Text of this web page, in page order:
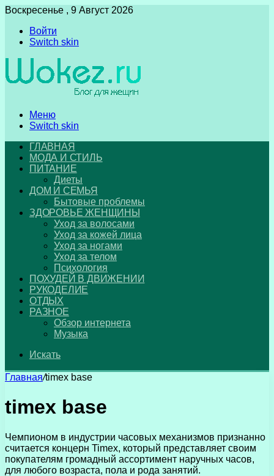
Воскресенье , 9 Август 2026
Войти
Switch skin
Меню
Switch skin
ГЛАВНАЯ
МОДА И СТИЛЬ
ПИТАНИЕ
Диеты
ДОМ И СЕМЬЯ
Бытовые проблемы
ЗДОРОВЬЕ ЖЕНЩИНЫ
Уход за волосами
Уход за кожей лица
Уход за ногами
Уход за телом
Психология
ПОХУДЕЙ В ДВИЖЕНИИ
РУКОДЕЛИЕ
ОТДЫХ
РАЗНОЕ
Обзор интернета
Музыка
Искать
Главная/timex base
timex base
Чемпионом в индустрии часовых механизмов признанно
считается концерн Timex, который представляет своим
покупателям громадный ассортимент наручных часов,
для любого возраста, пола и рода занятий.